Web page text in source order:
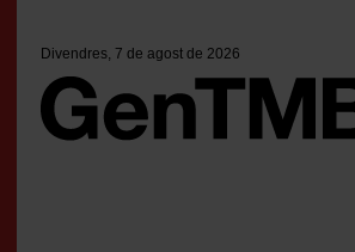
Divendres, 7 de agost de 2026